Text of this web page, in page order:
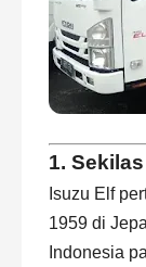
1.
Isuzu Elf
1959 di
Indonesia